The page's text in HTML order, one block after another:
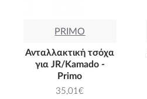
PRIMO
Ανταλλακτική τσόχα
για JR/Kamado -
Primo
35,01€